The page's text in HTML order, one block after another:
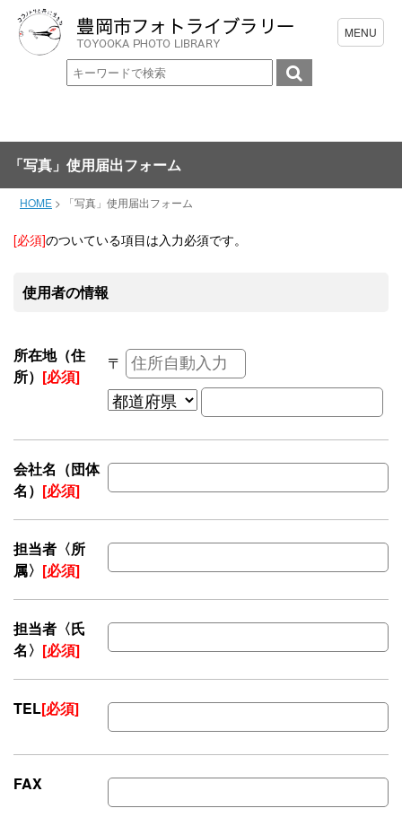
「写真」使用届出フォーム
HOME > 「写真」使用届出フォーム
[必須]のついている項目は入力必須です。
使用者の情報
所在地（住
所） [必須]
〒
会社名（団体
名） [必須]
担当者〈所
属〉 [必須]
担当者〈氏
名〉 [必須]
TEL[必須]
FAX